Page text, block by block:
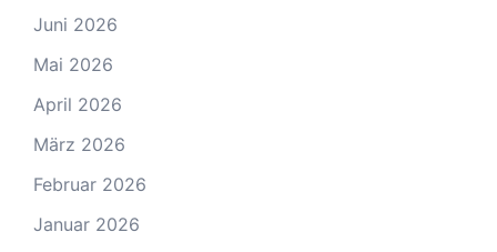
Juni 2026
Mai 2026
April 2026
März 2026
Februar 2026
Januar 2026